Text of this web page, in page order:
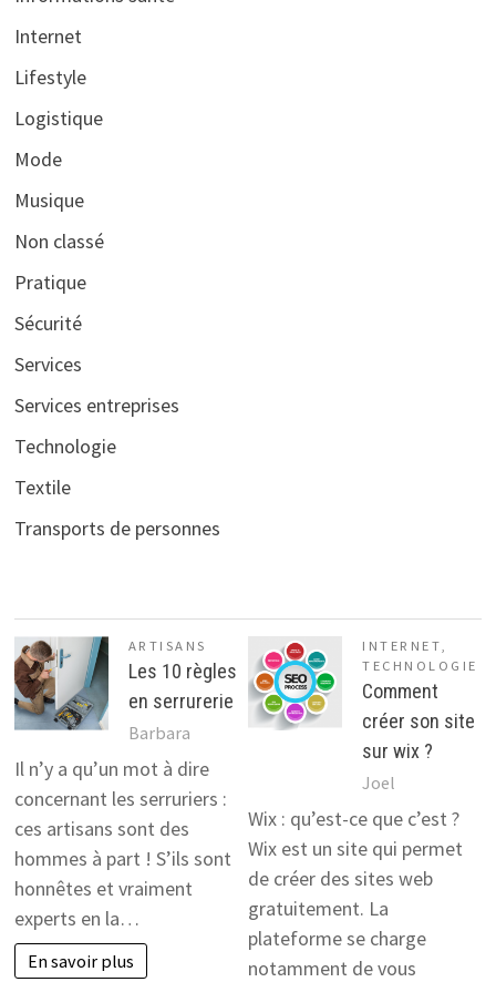
Internet
Lifestyle
Logistique
Mode
Musique
Non classé
Pratique
Sécurité
Services
Services entreprises
Technologie
Textile
Transports de personnes
ARTISANS
Les 10 règles
en serrurerie
Barbara
Il n’y a qu’un mot à dire
concernant les serruriers :
ces artisans sont des
hommes à part ! S’ils sont
honnêtes et vraiment
experts en la…
En savoir plus
INTERNET
TECHNOLOGIE
Comment
créer son site
sur wix ?
Joel
Wix : qu’est-ce que c’est ?
Wix est un site qui permet
de créer des sites web
gratuitement. La
plateforme se charge
notamment de vous